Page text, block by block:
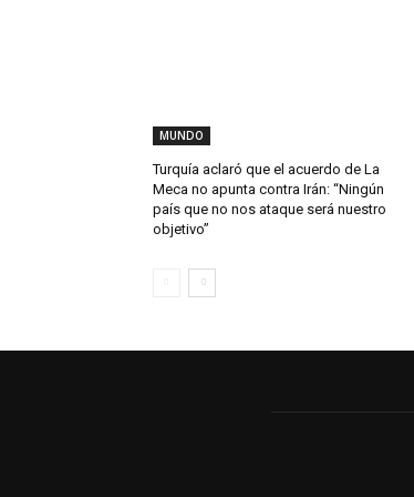
MUNDO
Turquía aclaró que el acuerdo de La
Meca no apunta contra Irán: “Ningún
país que no nos ataque será nuestro
objetivo”